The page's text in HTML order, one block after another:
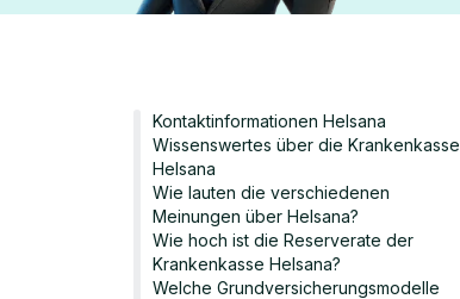
Kontaktinformationen Helsana
Wissenswertes über die Krankenkasse
Helsana
Wie lauten die verschiedenen
Meinungen über Helsana?
Wie hoch ist die Reserverate der
Krankenkasse Helsana?
Welche Grundversicherungsmodelle